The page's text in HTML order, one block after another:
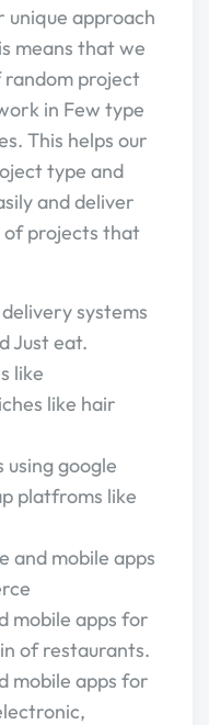
unique approach
means that we
project
in Few type
This helps our
type and
and deliver
of projects that
systems
Just eat.
like
like hair
google
platfroms like
and mobile apps
mobile apps for
of restaurants.
mobile apps for